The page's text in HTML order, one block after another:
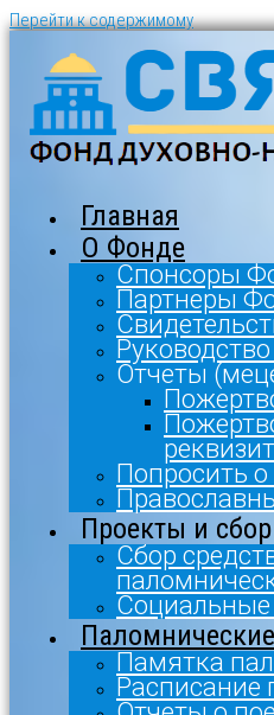
Перейти к содержимому
Главная
О Фонде
Спонсоры
Партнеры
Отчеты
Попросить
Проекты и
Сбор
Памятка
Расписание